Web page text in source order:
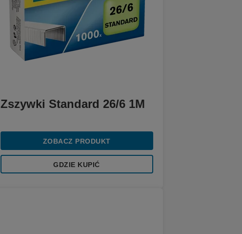
Zszywki Standard 26/6 1M
ZOBACZ PRODUKT
GDZIE KUPIĆ